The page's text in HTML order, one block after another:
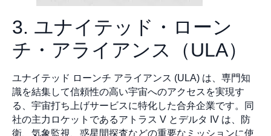
3. ユナイテッド・ローン
チ・アライアンス（ULA）
ユナイテッド ローンチ アライアンス (ULA) は、専門知
識を結集して信頼性の高い宇宙へのアクセスを実現す
る、宇宙打ち上げサービスに特化した合弁企業です。同
社の主力ロケットであるアトラス V とデルタ IV は、防
衛、気象監視、惑星間探査などの重要なミッションに使